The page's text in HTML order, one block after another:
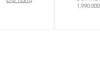
1.990.000